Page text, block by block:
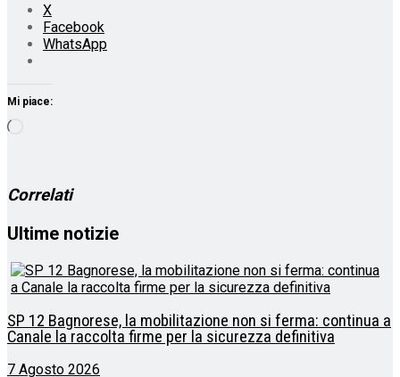
X
Facebook
WhatsApp
Mi piace:
Correlati
Ultime notizie
SP 12 Bagnorese, la mobilitazione non si ferma: continua a
Canale la raccolta firme per la sicurezza definitiva
7 Agosto 2026